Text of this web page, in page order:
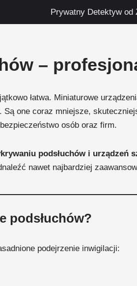
Prywatny Detektyw od
–
łatwa. Miniaturowe
one coraz mniejsze,
osób oraz firm.
podsłuchów i urządzeń
nawet najbardziej
podsłuchów?
podejrzenie inwigilacji: